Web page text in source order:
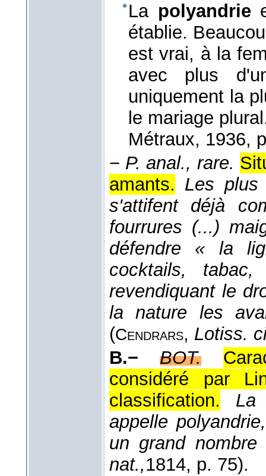
La polyandrie
établie.
est vrai, à la
avec plus
uniquement la
le mariage
Métraux, 1936,
− P. anal., rare.
amants. Les plus
s'attifent déjà
fourrures (...)
défendre « la
cocktails,
revendiquant le
la nature les
(Cendrars, Lotiss.
B.−
BOT.
considéré par
classification.
La
appelle
un grand nombre
nat.,1814, p. 75).